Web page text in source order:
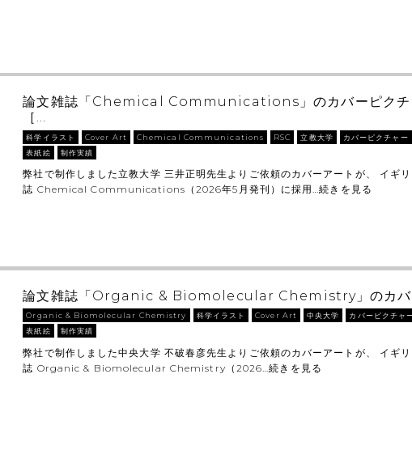
論文雑誌「Chemical Communications」のカバーピクチ
［…
科学イラスト Cover Art Chemical Communications RSC 立教大学 カバーピクチャー
表紙絵
制作実績
弊社で制作しました立教大学 三井正明先生よりご依頼のカバーアートが、 イギ
誌 Chemical Communications（2026年5月発刊）に採用…続きを見る
論文雑誌「Organic & Biomolecular Chemistry」のカバ
Organic & Biomolecular Chemistry 科学イラスト Cover Art 中央大学 カバーピクチャ
表紙絵
制作実績
弊社で制作しました中央大学 不破春彦先生よりご依頼のカバーアートが、 イギ
誌 Organic & Biomolecular Chemistry（2026…続きを見る